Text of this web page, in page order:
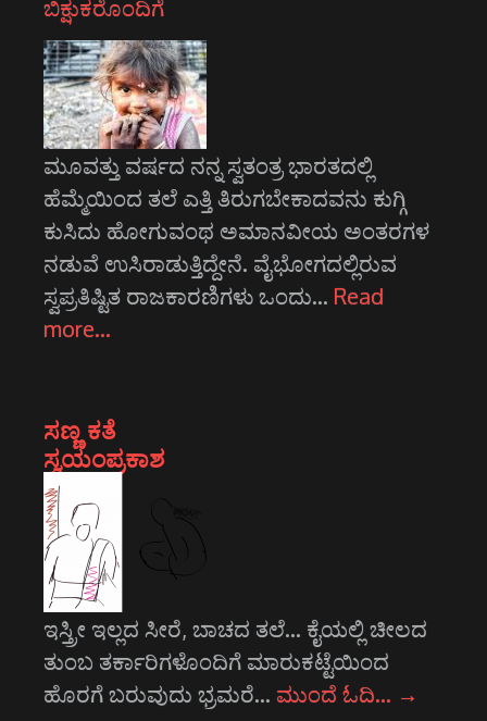
ಬಿಕ್ಷುಕರೊಂದಿಗೆ
ಮೂವತ್ತು ವರ್ಷದ ನನ್ನ ಸ್ವತಂತ್ರ ಭಾರತದಲ್ಲಿ
ಹೆಮ್ಮೆಯಿಂದ ತಲೆ ಎತ್ತಿ ತಿರುಗಬೇಕಾದವನು ಕುಗ್ಗಿ
ಕುಸಿದು ಹೋಗುವಂಥ ಅಮಾನವೀಯ ಅಂತರಗಳ
ನಡುವೆ ಉಸಿರಾಡುತ್ತಿದ್ದೇನೆ. ವೈಭೋಗದಲ್ಲಿರುವ
ಸ್ವಪ್ರತಿಷ್ಟಿತ ರಾಜಕಾರಣಿಗಳು ಒಂದು… Read
more…
ಸಣ್ಣ ಕತೆ
ಸ್ವಯಂಪ್ರಕಾಶ
ಇಸ್ತ್ರೀ ಇಲ್ಲದ ಸೀರೆ, ಬಾಚದ ತಲೆ... ಕೈಯಲ್ಲಿ ಚೀಲದ
ತುಂಬ ತರ್ಕಾರಿಗಳೊಂದಿಗೆ ಮಾರುಕಟ್ಟೆಯಿಂದ
ಹೊರಗೆ ಬರುವುದು ಭ್ರಮರೆ… ಮುಂದೆ ಓದಿ… →